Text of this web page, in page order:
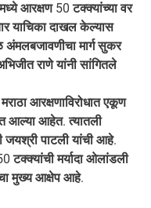
आरक्षण 50 टक्क्यांच्या वर
याचिका दाखल केल्यास
अंमलबजावणीचा मार्ग सुकर
राणे यांनी सांगितले
आरक्षणाविरोधात एकूण
आल्या आहेत. त्यातली
जयश्री पाटली यांची आहे.
टक्क्यांची मर्यादा ओलांडली
मुख्य आक्षेप आहे.